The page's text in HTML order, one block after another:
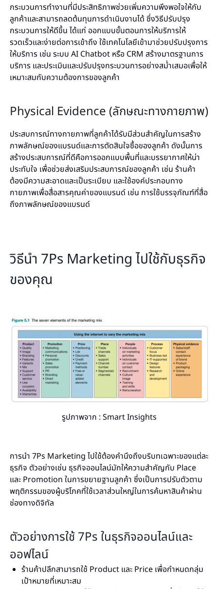
กระบวนการทำงานที่มีประสิทธิภาพช่วยเพิ่มความพึงพอใจให้กับ
ลูกค้าและสามารถลดต้นทุนการดำเนินงานได้ ซึ่งวิธีปรับปรุง
กระบวนการให้ดีขึ้น ได้แก่ ออกแบบขั้นตอนการให้บริการให้
รวดเร็วและง่ายต่อการเข้าถึง ใช้เทคโนโลยีเข้ามาช่วยปรับปรุงการ
ให้บริการ เช่น ระบบ AI Chatbot หรือ CRM สร้างมาตรฐานการ
บริการ และประเมินและปรับปรุงกระบวนการอย่างสม่ำเสมอเพื่อให้
เหมาะสมกับความต้องการของลูกค้า
Physical Evidence (ลักษณะทางกายภาพ)
ประสบการณ์ทางกายภาพที่ลูกค้าได้รับมีส่วนสำคัญในการสร้าง
ภาพลักษณ์ของแบรนด์และการตัดสินใจซื้อของลูกค้า ดังนั้นการ
สร้างประสบการณ์ที่ดีคือการออกแบบพื้นที่และบรรยากาศให้น่า
ประทับใจ เพื่อช่วยส่งเสริมประสบการณ์ของลูกค้า เช่น ร้านค้า
ต้องมีความสะอาดและเป็นระเบียบ และใช้องค์ประกอบทาง
กายภาพเพื่อสื่อสารคุณค่าของแบรนด์ เช่น การใช้บรรจุภัณฑ์ที่สื่อ
ถึงภาพลักษณ์ของแบรนด์
วิธีนำ 7Ps Marketing ไปใช้กับธุรกิจ
ของคุณ
รูปภาพจาก : Smart Insights
การนำ 7Ps Marketing ไปใช้ต้องคำนึงถึงบริบทเฉพาะของแต่ละ
ธุรกิจ ตัวอย่างเช่น ธุรกิจออนไลน์มักให้ความสำคัญกับ Place
และ Promotion ในการขยายฐานลูกค้า ซึ่งเป็นการปรับตัวตาม
พฤติกรรมของผู้บริโภคที่ใช้เวลาส่วนใหญ่ในการค้นหาสินค้าผ่าน
ช่องทางดิจิทัล
ตัวอย่างการใช้ 7Ps ในธุรกิจออนไลน์และ
ออฟไลน์
ร้านค้าปลีกสามารถใช้ Product และ Price เพื่อกำหนดกลุ่ม
เป้าหมายที่เหมาะสม